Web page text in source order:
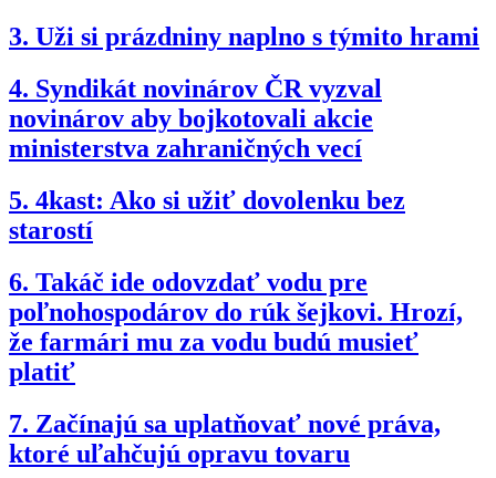
3. Uži si prázdniny naplno s týmito hrami
4. Syndikát novinárov ČR vyzval
novinárov aby bojkotovali akcie
ministerstva zahraničných vecí
5. 4kast: Ako si užiť dovolenku bez
starostí
6. Takáč ide odovzdať vodu pre
poľnohospodárov do rúk šejkovi. Hrozí,
že farmári mu za vodu budú musieť
platiť
7. Začínajú sa uplatňovať nové práva,
ktoré uľahčujú opravu tovaru